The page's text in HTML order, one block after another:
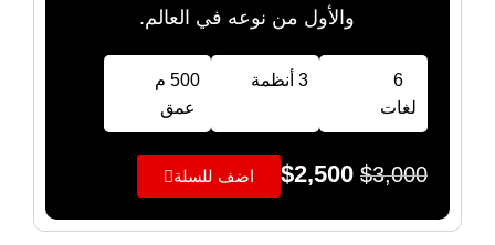
والأول من نوعه في العالم.
6
لغات
3 أنظمة
500 م
عمق
$3,000
$2,500 اضف للسلة